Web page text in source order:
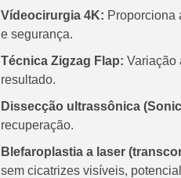
Vídeocirurgia 4K: Proporciona
e segurança.
Técnica Zigzag Flap: Variação
resultado.
Dissecção ultrassônica
recuperação.
Blefaroplastia a laser
sem cicatrizes visíveis,